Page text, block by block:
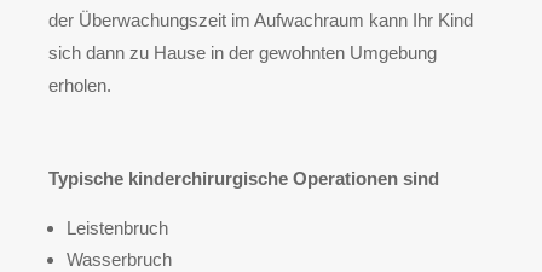
der Überwachungszeit im Aufwachraum kann Ihr Kind
sich dann zu Hause in der gewohnten Umgebung
erholen.
Typische kinderchirurgische Operationen sind
Leistenbruch
Wasserbruch